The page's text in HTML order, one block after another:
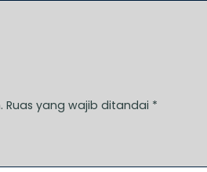
Ruas yang wajib ditandai *